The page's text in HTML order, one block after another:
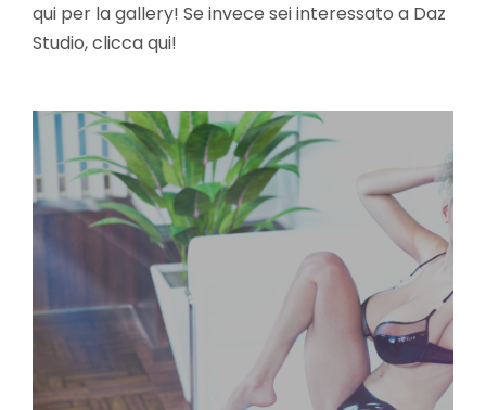
qui per la gallery! Se invece sei interessato a Daz
Studio, clicca qui!